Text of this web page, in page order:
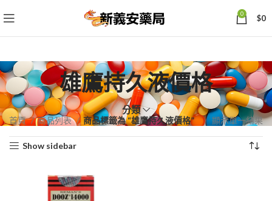
0 $0
雄鷹持久液價格
分類
首頁 商品列表 商品標籤為 “雄鷹持久液價格” 顯示單一結果
Show sidebar